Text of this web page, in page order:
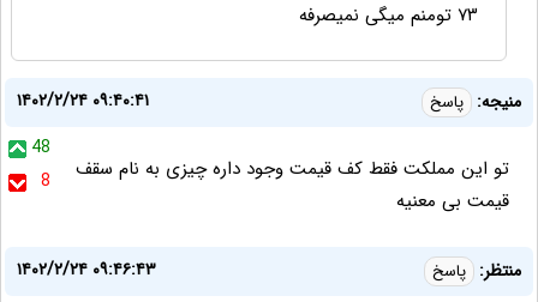
۷۳ تومنم میگی نمیصرفه
منیجه: پاسخ
۱۴۰۲/۲/۲۴ ۰۹:۴۰:۴۱
48
8
تو این مملکت فقط کف قیمت وجود داره چیزی به نام سقف
قیمت بی معنیه
منتظر: پاسخ
۱۴۰۲/۲/۲۴ ۰۹:۴۶:۴۳